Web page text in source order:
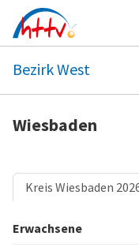
Inhalt
springen
Bezirk West
Wiesbaden
Kreis Wiesbaden
Erwachsene